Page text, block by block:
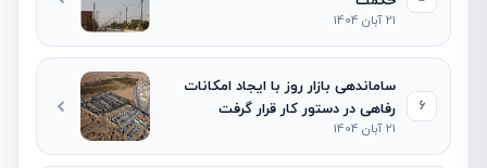
21 آبان 1404
6
ساماندهی بازار روز با ایجاد امکانات
رفاهی در دستور کار قرار گرفت
21 آبان 1404